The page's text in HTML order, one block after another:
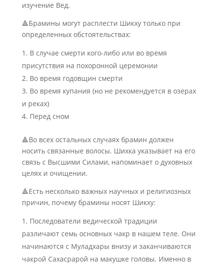
изучение Вед.
🔺Брамины могут расплести Шикху только при
определенных обстоятельствах:
В случае смерти кого-либо или во время
присутствия на похоронной церемонии
Во время годовщин смерти
Во время купания (но не рекомендуется в озерах
и реках)
Перед сном
🔺Во всех остальных случаях брамин должен
носить связанные волосы. Шихка указывает на его
связь с Высшими Силами, напоминает о духовных
целях и очищении.
🔺Есть несколько важных научных и религиозных
причин, почему брамины носят Шикху:
Последователи ведической традиции
различают семь основных чакр в нашем теле. Они
начинаются с Муладхары внизу и заканчиваются
чакрой Сахасрарой на макушке головы. Именно в